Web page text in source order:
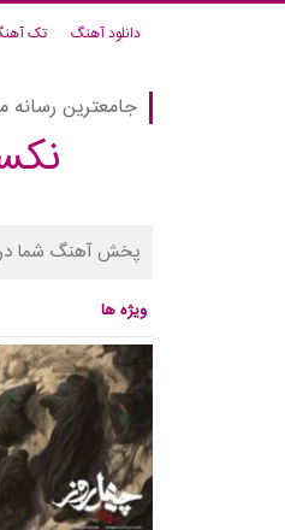
دانلود آهنگ تک
جامعترین رسانه
پخش آهنگ شما در
ویژه ها